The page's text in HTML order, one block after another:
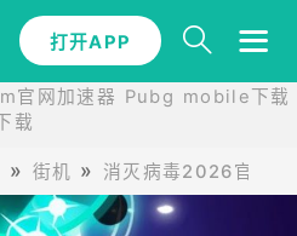
打开APP
官网加速器 Pubg mobile下载
载
街机 消灭病毒2026官方正
打开APP